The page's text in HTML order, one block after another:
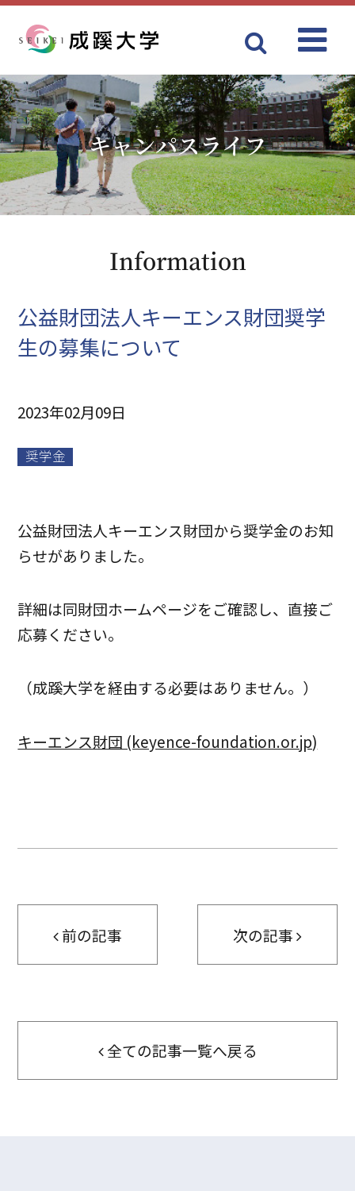
キャンパスライフ
Information
公益財団法人キーエンス財団奨学
生の募集について
2023年02月09日
奨学金
公益財団法人キーエンス財団から奨学金のお知
らせがありました。
詳細は同財団ホームページをご確認し、直接ご
応募ください。
（成蹊大学を経由する必要はありません。）
キーエンス財団 (keyence-foundation.or.jp)
前の記事 次の記事
全ての記事一覧へ戻る